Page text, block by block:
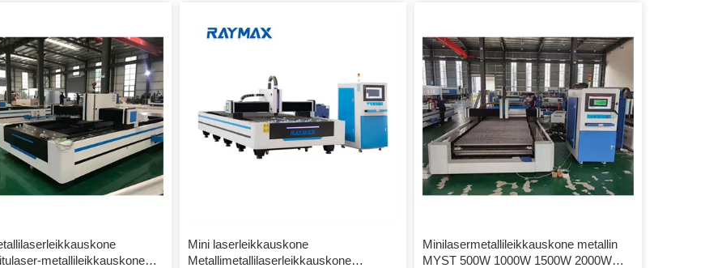
ja tehokkuus jopa 25 m/min
ja kauniilla, sileällä
Tehokas alennus, vaihde ja
ja kuularuuvi takaavat
[…]
leikkaukset verrattuna muihin
Aallonpituus, joka on kymmenen kertaa
pienempi […]
laivoissa, metallurgisissa laitteissa,
hississä, kodinkoneissa, lahjoissa ja
käsityössä, työkalujen käsittelyssä,
koristelussa, mainonnassa, metallien
ulkomaisessa käsittelyssä valmistava
jalostusteollisuus. Sovellettavat materiaalit.
Käytetään pääasiassa hiiliteräksen,
ruostumattoman teräksen, alumiinin, kuparin
ja monenlaisten […]
metallileikkauskone
Mini laserleikkauskone
Metallimetallilaserleikkauskone
Minilasermetallileikkauskone metallin
MYST 500W 1000W 1500W 2000W